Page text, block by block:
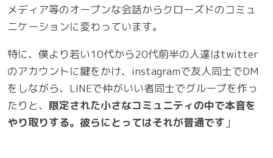
メディア等のオープンな会話からクローズドのコミュ
ニケーションに変わっています。
特に、僕より若い10代から20代前半の人達はtwitter
のアカウントに鍵をかけ、instagramで友人同士でDM
をしながら、LINEで仲がいい者同士でグループを作っ
たりと、 限定された小さなコミュニティの中で本音を
やり取りする。彼らにとってはそれが普通です 」